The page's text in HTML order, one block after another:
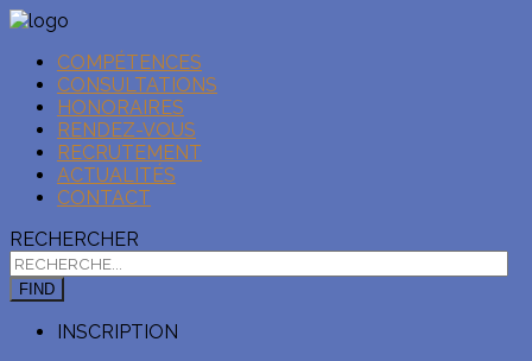
COMPÉTENCES
CONSULTATIONS
HONORAIRES
RENDEZ-VOUS
RECRUTEMENT
ACTUALITÉS
CONTACT
RECHERCHER
FIND
INSCRIPTION